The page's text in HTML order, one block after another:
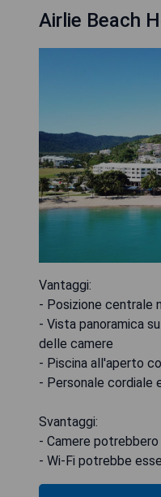
Airlie Beach
Vantaggi:
- Posizione centrale
- Vista panoramica
delle camere
- Piscina all'aperto
- Personale cordiale
Svantaggi:
- Camere
- Wi-Fi potrebbe